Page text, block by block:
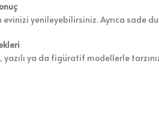
yenileyebilirsiniz. Ayrıca sade
yazılı ya da figüratif modellerle